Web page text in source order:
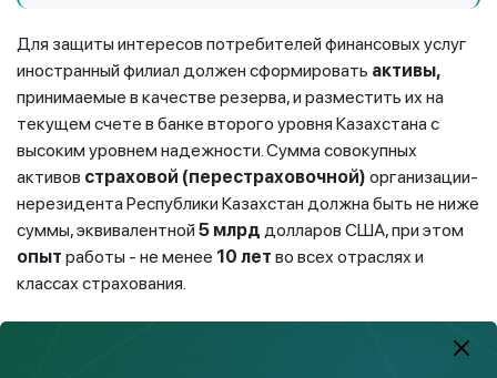
Для защиты интересов потребителей финансовых услуг
иностранный филиал должен сформировать активы,
принимаемые в качестве резерва, и разместить их на
текущем счете в банке второго уровня Казахстана с
высоким уровнем надежности. Сумма совокупных
активов страховой (перестраховочной) организации-
нерезидента Республики Казахстан должна быть не ниже
суммы, эквивалентной 5 млрд долларов США, при этом
опыт работы - не менее 10 лет во всех отраслях и
классах страхования.
Филиал страховой организации-нерезидента может